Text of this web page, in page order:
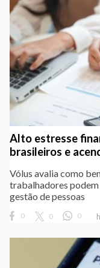
Alto estresse
brasileiros e
Vólus avalia como
trabalhadores
gestão de pessoas
0 0 0